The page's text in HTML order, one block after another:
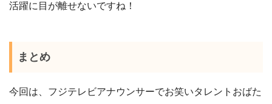
活躍に目が離せないですね！
まとめ
今回は、フジテレビアナウンサーでお笑いタレントおばた